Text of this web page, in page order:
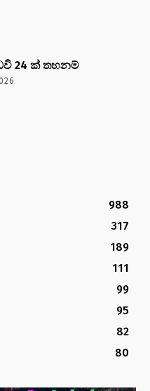
24 ක් තහනම්
988
317
189
111
99
95
82
80